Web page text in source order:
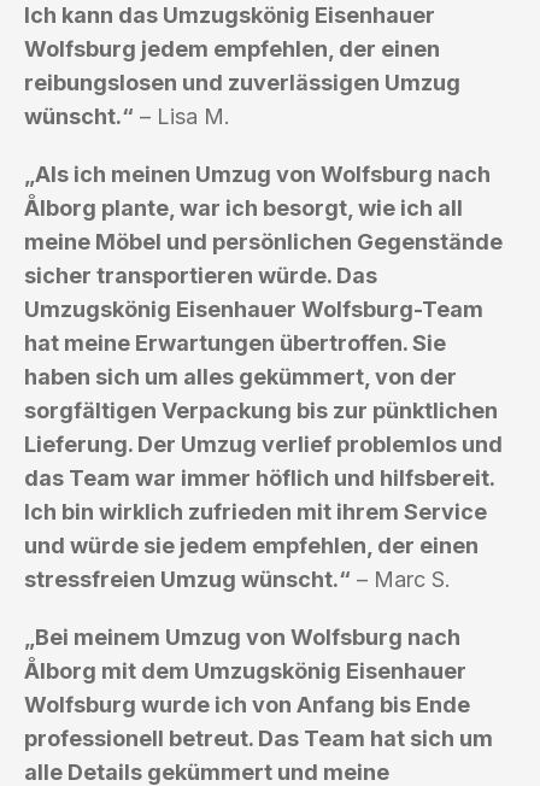
Ich kann das Umzugskönig Eisenhauer
Wolfsburg jedem empfehlen, der einen
reibungslosen und zuverlässigen Umzug
wünscht.“ – Lisa M.
„Als ich meinen Umzug von Wolfsburg nach
Ålborg plante, war ich besorgt, wie ich all
meine Möbel und persönlichen Gegenstände
sicher transportieren würde. Das
Umzugskönig Eisenhauer Wolfsburg-Team
hat meine Erwartungen übertroffen. Sie
haben sich um alles gekümmert, von der
sorgfältigen Verpackung bis zur pünktlichen
Lieferung. Der Umzug verlief problemlos und
das Team war immer höflich und hilfsbereit.
Ich bin wirklich zufrieden mit ihrem Service
und würde sie jedem empfehlen, der einen
stressfreien Umzug wünscht.“ – Marc S.
„Bei meinem Umzug von Wolfsburg nach
Ålborg mit dem Umzugskönig Eisenhauer
Wolfsburg wurde ich von Anfang bis Ende
professionell betreut. Das Team hat sich um
alle Details gekümmert und meine